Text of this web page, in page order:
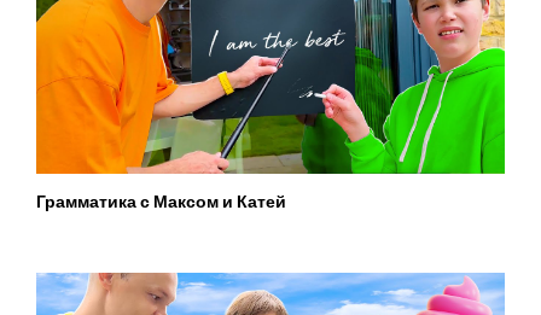
Грамматика с Максом и Катей